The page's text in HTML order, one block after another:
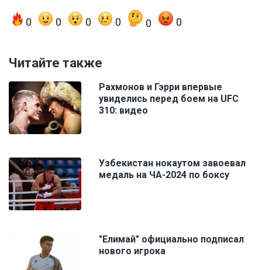
0 0 0 0 0 0
Читайте также
Рахмонов и Гэрри впервые
увиделись перед боем на UFC
310: видео
Узбекистан нокаутом завоевал
медаль на ЧА-2024 по боксу
"Елимай" официально подписал
нового игрока